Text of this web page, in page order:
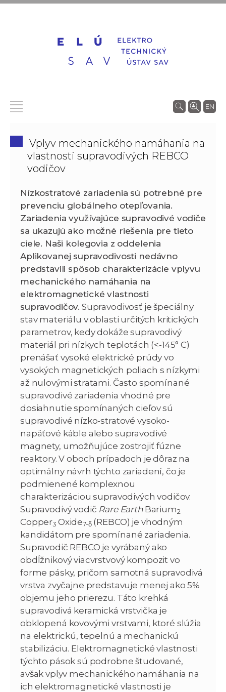
EN
Vplyv mechanického namáhania na
vlastnosti supravodivých REBCO
vodičov
Nízkostratové zariadenia sú potrebné pre
prevenciu globálneho otepľovania.
Zariadenia využívajúce supravodivé vodiče
sa ukazujú ako možné riešenia pre tieto
ciele. Naši kolegovia z oddelenia
Aplikovanej supravodivosti nedávno
predstavili spôsob charakterizácie vplyvu
mechanického namáhania na
elektromagnetické vlastnosti
supravodičov. Supravodivosť je špeciálny
stav materiálu v oblasti určitých kritických
parametrov, kedy dokáže supravodivý
materiál pri nízkych teplotách (<-145° C)
prenášať vysoké elektrické prúdy vo
vysokých magnetických poliach s nízkymi
až nulovými stratami. Často spomínané
supravodivé zariadenia vhodné pre
dosiahnutie spomínaných cieľov sú
supravodivé nízko-stratové vysoko-
napäťové káble alebo supravodivé
magnety, umožňujúce zostrojiť fúzne
reaktory. V oboch prípadoch je dôraz na
optimálny návrh týchto zariadení, čo je
podmienené komplexnou
charakterizáciou supravodivých vodičov.
Supravodivý vodič Rare Earth Barium2
Copper3 Oxide7-δ(REBCO) je vhodným
kandidátom pre spomínané zariadenia.
Supravodič REBCO je vyrábaný ako
obdĺžnikový viacvrstvový kompozit vo
forme pásky, pričom samotná supravodivá
vrstva zvyčajne predstavuje menej ako 5%
objemu jeho prierezu. Táto krehká
supravodivá keramická vrstvička je
obklopená kovovými vrstvami, ktoré slúžia
na elektrickú, tepelnú a mechanickú
stabilizáciu. Elektromagnetické vlastnosti
týchto pások sú podrobne študované,
avšak vplyv mechanického namáhania na
ich elektromagnetické vlastnosti je